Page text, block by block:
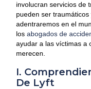
involucran servicios de
pueden ser
adentraremos en el
los abogados de
ayudar a las víctimas a
merecen.
I.
De Lyft